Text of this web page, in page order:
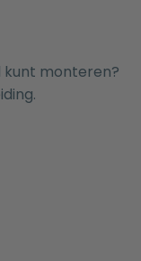
kunt monteren?